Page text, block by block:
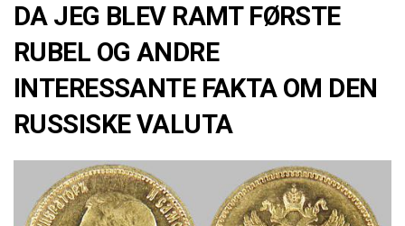
DA JEG BLEV RAMT FØRSTE
RUBEL OG ANDRE
INTERESSANTE FAKTA OM DEN
RUSSISKE VALUTA